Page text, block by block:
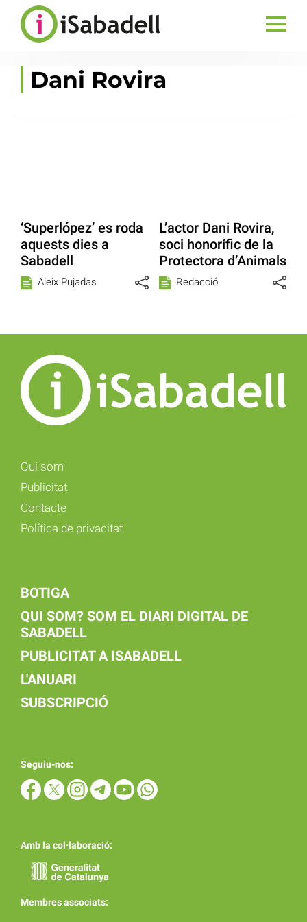
Dani Rovira
‘Superlópez’ es roda
aquests dies a
Sabadell
Aleix Pujadas
L’actor Dani Rovira,
soci honorífic de la
Protectora d’Animals
Redacció
Qui som
Publicitat
Contacte
Política de privacitat
BOTIGA
QUI SOM? SOM EL DIARI DIGITAL DE
SABADELL
PUBLICITAT A ISABADELL
L'ANUARI
SUBSCRIPCIÓ
Seguiu-nos:
Amb la col·laboració:
Membres associats: